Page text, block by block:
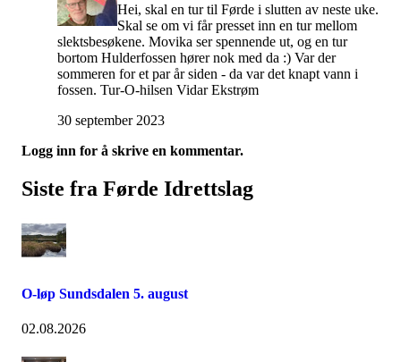
Hei, skal en tur til Førde i slutten av neste uke.
Skal se om vi får presset inn en tur mellom
slektsbesøkene. Movika ser spennende ut, og en tur
bortom Hulderfossen hører nok med da :) Var der
sommeren for et par år siden - da var det knapt vann i
fossen. Tur-O-hilsen Vidar Ekstrøm
30 september 2023
Logg inn for å skrive en kommentar.
Siste fra Førde Idrettslag
O-løp Sundsdalen 5. august
02.08.2026